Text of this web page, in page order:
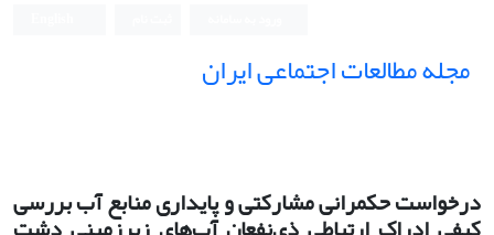
مجله مطالعات اجتماعی ایران
درخواست حکمرانی مشارکتی و پایداری منابع آب بررسی